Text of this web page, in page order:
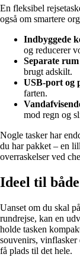
En fleksibel
også om smartere
Indbyggede
og reducerer
Separate
brugt adskilt.
USB-port og
farten.
mod regn og
Nogle tasker har
du har pakket – en
overraskelser ved
Ideel til
Uanset om du skal
rundrejse, kan en
holde tasken
souvenirs, vinflasker
få plads til det hele.